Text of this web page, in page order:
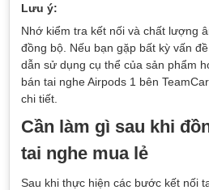
Lưu ý:
Nhớ kiểm tra kết nối và chất lượng
đồng bộ. Nếu bạn gặp bất kỳ vấn
dẫn sử dụng cụ thể của sản phẩm
bán tai nghe Airpods 1 bên
chi tiết.
Cần làm gì sau khi
tai nghe mua lẻ
Sau khi thực hiện các bước kết nối